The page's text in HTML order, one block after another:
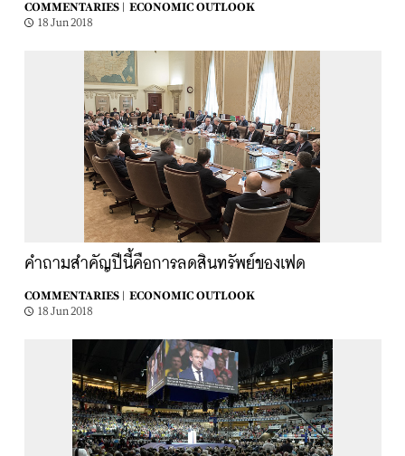
COMMENTARIES |
ECONOMIC OUTLOOK
18 Jun 2018
คำถามสำคัญปีนี้คือการลดสินทรัพย์ของเฟด
COMMENTARIES |
ECONOMIC OUTLOOK
18 Jun 2018